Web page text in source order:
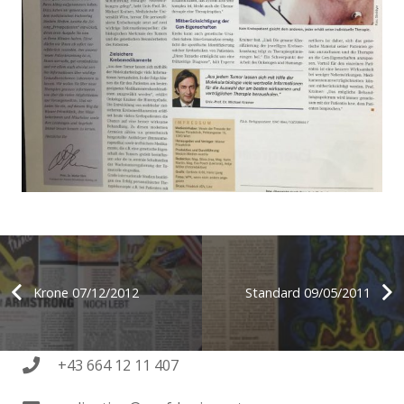
Standard 09/05/2011
Krone 07/12/2012
+43 664 12 11 407